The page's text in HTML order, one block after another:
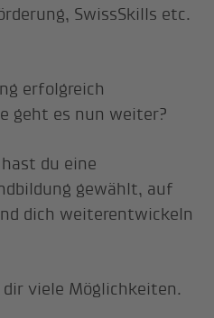
SwissSkills etc.
erfolgreich
geht es nun weiter?
du eine
gewählt, auf
dich weiterentwickeln
viele Möglichkeiten.